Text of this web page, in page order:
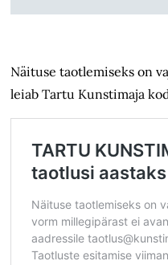
Näituse taotlemiseks on
leiab Tartu Kunstimaja